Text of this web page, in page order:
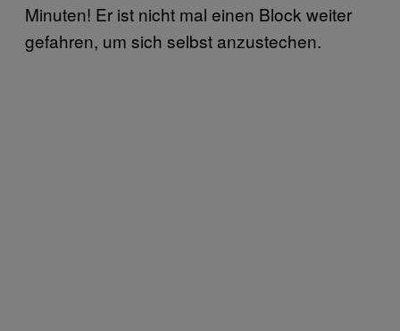
Minuten! Er ist nicht mal einen Block weiter
gefahren, um sich selbst anzustechen.